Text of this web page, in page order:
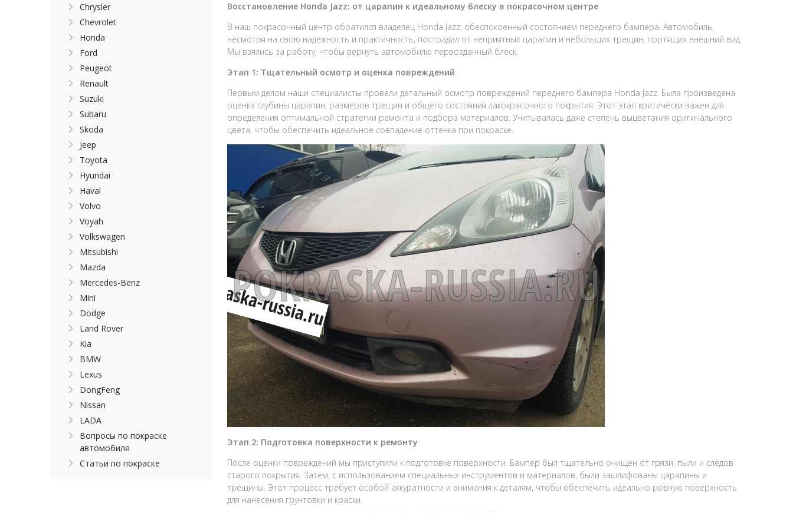
Восстановление Honda Jazz: от царапин к идеальному блеску в покрасочном центре
В наш покрасочный центр обратился владелец Honda Jazz, обеспокоенный состоянием переднего бампера. Автомобиль,
несмотря на свою надежность и практичность, пострадал от неприятных царапин и небольших трещин, портящих внешний вид.
Мы взялись за работу, чтобы вернуть автомобилю первозданный блеск.
Этап 1: Тщательный осмотр и оценка повреждений
Первым делом наши специалисты провели детальный осмотр повреждений переднего бампера Honda Jazz. Была произведена
оценка глубины царапин, размеров трещин и общего состояния лакокрасочного покрытия. Этот этап критически важен для
определения оптимальной стратегии ремонта и подбора материалов. Учитывалась даже степень выцветания оригинального
цвета, чтобы обеспечить идеальное совпадение оттенка при покраске.
Этап 2: Подготовка поверхности к ремонту
После оценки повреждений мы приступили к подготовке поверхности. Бампер был тщательно очищен от грязи, пыли и следов
старого покрытия. Затем, с использованием специальных инструментов и материалов, были зашлифованы царапины и
трещины. Этот процесс требует особой аккуратности и внимания к деталям, чтобы обеспечить идеально ровную поверхность
для нанесения грунтовки и краски.
Chrysler
Chevrolet
Honda
Ford
Peugeot
Renault
Suzuki
Subaru
Skoda
Jeep
Toyota
Hyundai
Haval
Volvo
Voyah
Volkswagen
Mitsubishi
Mazda
Mercedes-Benz
Mini
Dodge
Land Rover
Kia
BMW
Lexus
DongFeng
Nissan
LADA
Вопросы по покраске
автомобиля
Статьи по покраске